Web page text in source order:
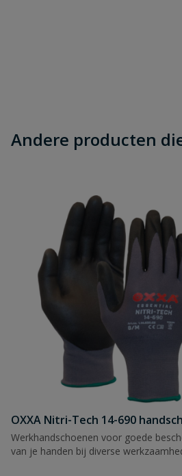
Andere producten
OXXA Nitri-Tech 14-690
Werkhandschoenen voor goede
van je handen bij diverse